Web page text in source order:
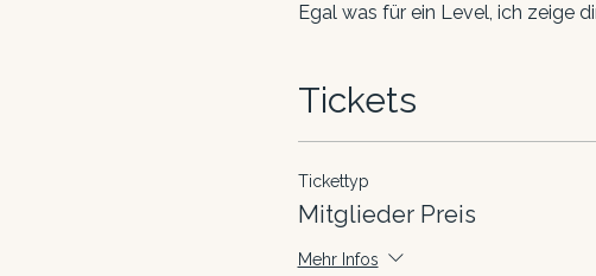
Egal was für ein Level, ich zeige
Tickets
Tickettyp
Mitglieder Preis
Mehr Infos